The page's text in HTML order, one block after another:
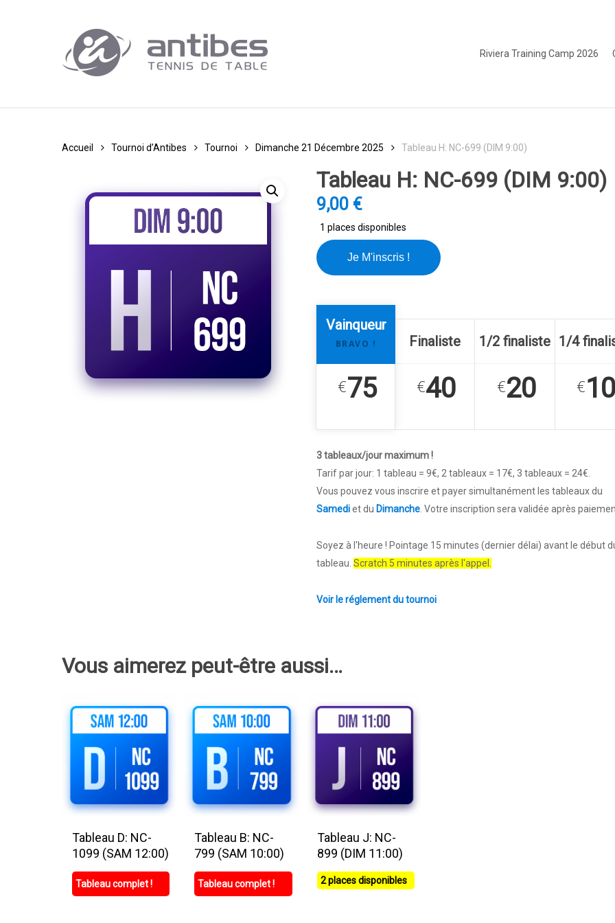
Riviera Training Camp 2026
Accueil Tournoi d’Antibes Tournoi Dimanche 21 Décembre 2025 Tableau H: NC-699 (DIM 9:00)
Tableau H: NC-699 (DIM 9:00)
9,00 €
1 places disponibles
Je M'inscris !
Vainqueur
BRAVO !
€
75
Finaliste
€
40
1/2 finaliste
€
20
1/4
€
10
3 tableaux/jour maximum !
Tarif par jour: 1 tableau = 9€, 2 tableaux = 17€, 3 tableaux = 24€.
Vous pouvez vous inscrire et payer simultanément les tableaux du
Samediet du Dimanche. Votre inscription sera validée après
Soyez à l'heure ! Pointage 15 minutes (dernier délai) avant le début
tableau. Scratch 5 minutes après l'appel.
Voir le réglement du tournoi
Vous aimerez peut-être aussi…
Tableau D: NC-
1099 (SAM 12:00)
Tableau complet !
Tableau B: NC-
799 (SAM 10:00)
Tableau complet !
Tableau J: NC-
899 (DIM 11:00)
2 places disponibles